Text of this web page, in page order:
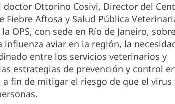
doctor Ottorino Cosivi, Director del
Fiebre Aftosa y Salud Pública
la OPS, con sede en Río de Janeiro,
influenza aviar en la región, la
entre los servicios veterinarios y
estrategias de prevención y control
a fin de mitigar el riesgo de que el virus